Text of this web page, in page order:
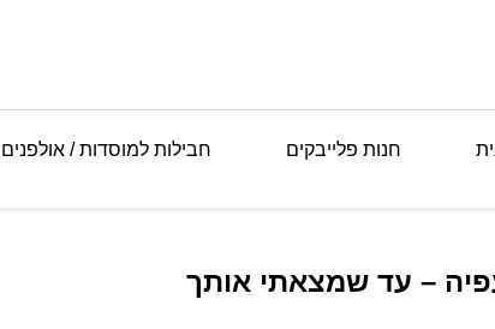
חנות פלייבקים חבילות למוסדות / אולפנים
– עד שמצאתי אותך